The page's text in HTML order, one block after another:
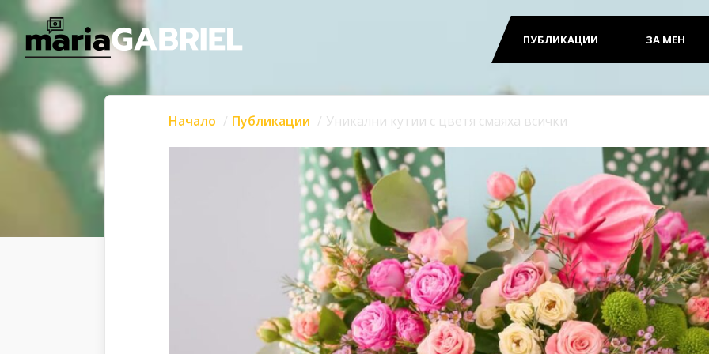
ПУБЛИКАЦИИ ЗА МЕН
Начало Публикации Уникални кутии с цветя смаяха всички